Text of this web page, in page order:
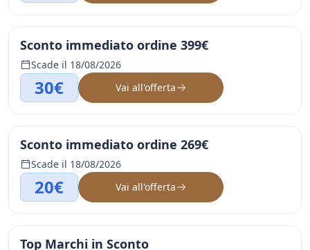
Sconto immediato ordine 399€
Scade il 18/08/2026
30€ Vai all'offerta
Sconto immediato ordine 269€
Scade il 18/08/2026
20€ Vai all'offerta
Top Marchi in Sconto